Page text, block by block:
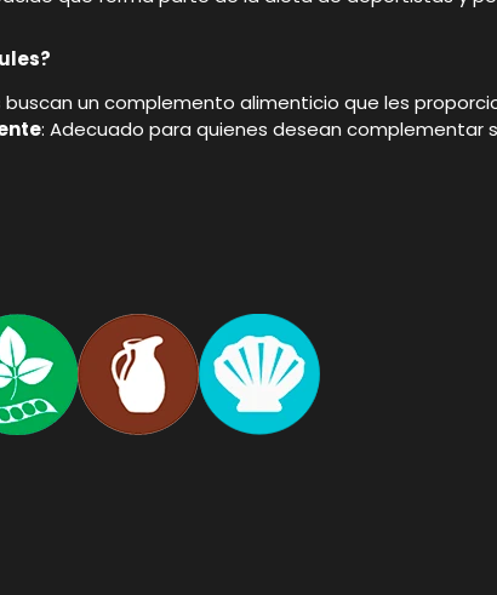
buscan un complemento alimenticio que les
: Adecuado para quienes desean